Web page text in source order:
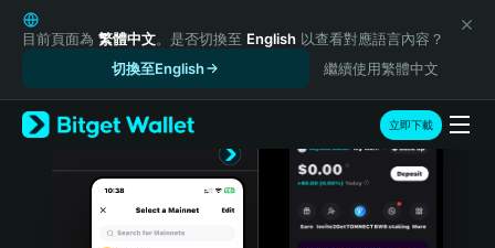
English
日本語
Русский
Español (Latinoamérica)
Türkçe
目前頁面為 繁體中文。是否切換至 English 以查看對應語言內容？
切換至English
繼續使用繁體中文
立即下載